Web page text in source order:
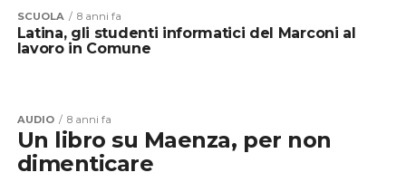
SCUOLA 8 anni fa
Latina, gli studenti informatici del Marconi al
lavoro in Comune
AUDIO 8 anni fa
Un libro su Maenza, per non
dimenticare